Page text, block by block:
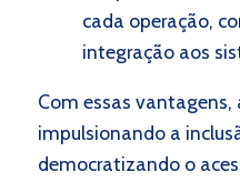
cada operação,
integração aos
Com essas
impulsionando a
democratizando o